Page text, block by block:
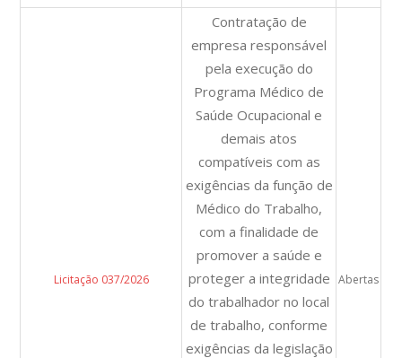
Licitação 037/2026
Contratação de
empresa responsável
pela execução do
Programa Médico de
Saúde Ocupacional e
demais atos
compatíveis com as
exigências da função de
Médico do Trabalho,
com a finalidade de
promover a saúde e
proteger a integridade
do trabalhador no local
de trabalho, conforme
exigências da legislação
Abertas